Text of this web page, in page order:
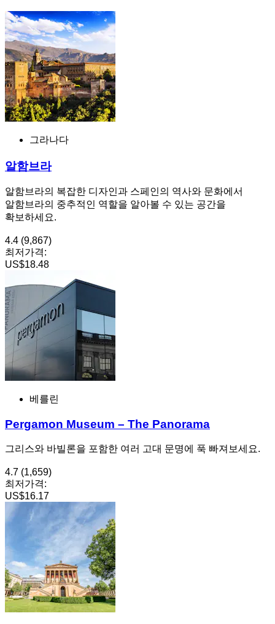
그라나다
알함브라
알함브라의 복잡한 디자인과 스페인의 역사와 문화에서
알함브라의 중추적인 역할을 알아볼 수 있는 공간을
확보하세요.
4.4 (9,867)
최저가격:
US$18.48
베를린
Pergamon Museum – The Panorama
그리스와 바빌론을 포함한 여러 고대 문명에 푹 빠져보세요.
4.7 (1,659)
최저가격:
US$16.17